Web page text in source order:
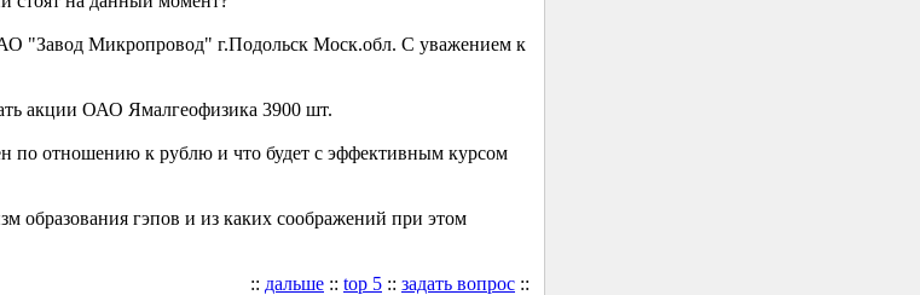
"Завод Микропровод" г.Подольск Моск.обл. С уважением к
акции ОАО Ямалгеофизика 3900 шт.
по отношению к рублю и что будет с эффективным курсом
образования гэпов и из каких соображений при этом
:: дальше :: top 5 :: задать вопрос ::